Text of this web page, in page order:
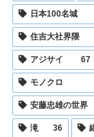
日本100名城
住吉大社界隈
アジサイ 67
モノクロ
安藤忠雄の世界
滝 36